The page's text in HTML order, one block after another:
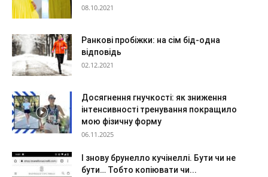
08.10.2021
Ранкові пробіжки: на сім бід-одна
відповідь
02.12.2021
Досягнення гнучкості: як зниження
інтенсивності тренування покращило
мою фізичну форму
06.11.2025
І знову брунелло кучінеллі. Бути чи не
бути… Тобто копіювати чи...